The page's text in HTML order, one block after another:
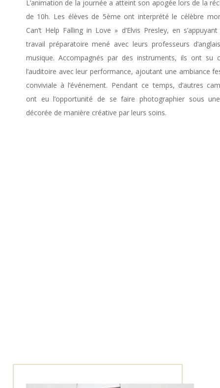
L’animation de la journée a atteint son apogée lors de la
de 10h. Les élèves de 5ème ont interprété le célèbre
Can’t Help Falling in Love » d’Elvis Presley, en
travail préparatoire mené avec leurs professeurs
musique. Accompagnés par des instruments, ils ont su
l’auditoire avec leur performance, ajoutant une ambiance
conviviale à l’événement. Pendant ce temps, d’autres
ont eu l’opportunité de se faire photographier sous
décorée de manière créative par leurs soins.